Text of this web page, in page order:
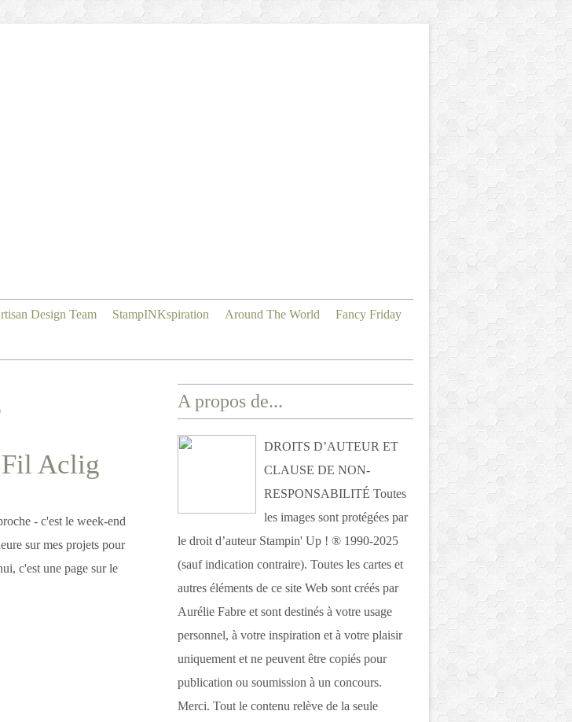
Design Team StampINKspiration Around The World Fancy Friday
Fil Aclig
- c'est le week-end
sur mes projets pour
c'est une page sur le
A propos de...
DROITS D’AUTEUR ET
CLAUSE DE NON-
RESPONSABILITÉ Toutes
les images sont protégées par
le droit d’auteur Stampin' Up ! ® 1990-2025
(sauf indication contraire). Toutes les cartes et
autres éléments de ce site Web sont créés par
Aurélie Fabre et sont destinés à votre usage
personnel, à votre inspiration et à votre plaisir
uniquement et ne peuvent être copiés pour
publication ou soumission à un concours.
Merci. Tout le contenu relève de la seule